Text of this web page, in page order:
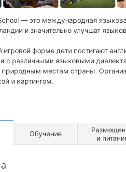
— это международная
и значительно улучшат
игровой форме дети постигают
с различными языковыми
природным местам страны.
и картингом.
Обучение
и